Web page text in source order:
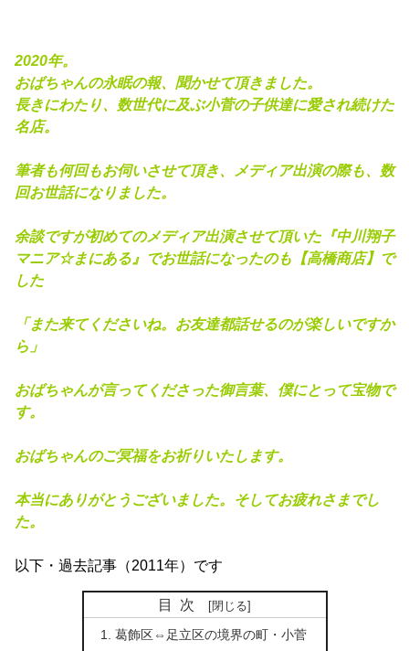
2020年。
おばちゃんの永眠の報、聞かせて頂きました。
長きにわたり、数世代に及ぶ小菅の子供達に愛され続けた
名店。
筆者も何回もお伺いさせて頂き、メディア出演の際も、数
回お世話になりました。
余談ですが初めてのメディア出演させて頂いた『中川翔子
マニア☆まにある』でお世話になったのも【高橋商店】で
した
「また来てくださいね。お友達都話せるのが楽しいですか
ら」
おばちゃんが言ってくださった御言葉、僕にとって宝物で
す。
おばちゃんのご冥福をお祈りいたします。
本当にありがとうございました。そしてお疲れさまでし
た。
以下・過去記事（2011年）です
目次
葛飾区⇔足立区の境界の町・小菅